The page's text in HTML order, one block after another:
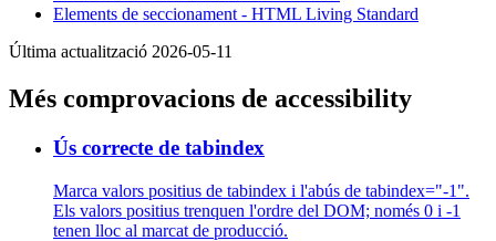
Elements de seccionament - HTML Living Standard
Última actualització 2026-05-11
Més comprovacions de accessibility
Ús correcte de tabindex
Marca valors positius de tabindex i l'abús de tabindex="-1".
Els valors positius trenquen l'ordre del DOM; només 0 i -1
tenen lloc al marcat de producció.